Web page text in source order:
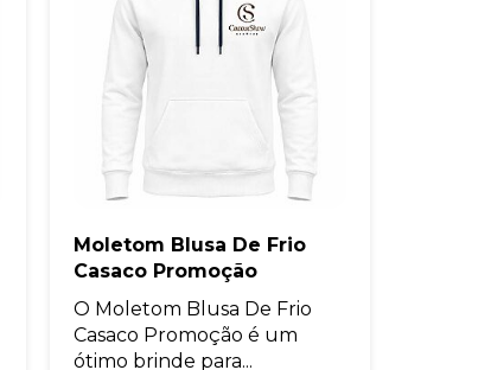
Moletom Blusa De Frio
Casaco Promoção
O Moletom Blusa De Frio
Casaco Promoção é um
ótimo brinde para...